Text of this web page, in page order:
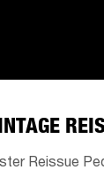
Reissue